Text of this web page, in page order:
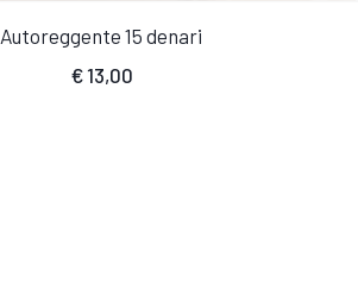
Autoreggente 15 denari
€13,00